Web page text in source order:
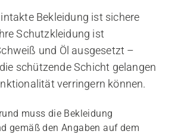
Bekleidung ist sichere
Schutzkleidung ist
und Öl ausgesetzt –
schützende Schicht gelangen
verringern können.
muss die Bekleidung
gemäß den Angaben auf dem